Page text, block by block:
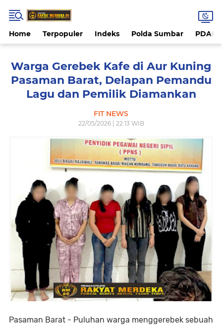
Home Terpopuler Indeks Polda Sumbar PDAM
Warga Gerebek Kafe di Aur Kuning
Pasaman Barat, Delapan Pemandu
Lagu dan Pemilik Diamankan
FIT NEWS
22/05/2026 | 22:13 WIB
Pasaman Barat - Puluhan warga menggerebek sebuah